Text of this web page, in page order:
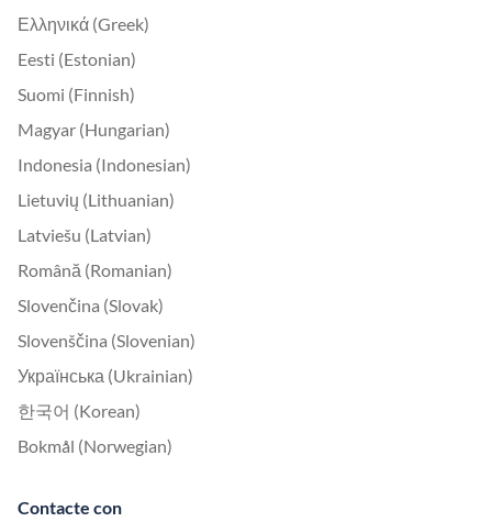
Ελληνικά (Greek)
Eesti (Estonian)
Suomi (Finnish)
Magyar (Hungarian)
Indonesia (Indonesian)
Lietuvių (Lithuanian)
Latviešu (Latvian)
Română (Romanian)
Slovenčina (Slovak)
Slovenščina (Slovenian)
Українська (Ukrainian)
한국어 (Korean)
Bokmål (Norwegian)
Contacte con